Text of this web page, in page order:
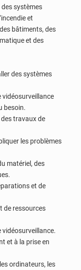
systèmes
et
bâtiments, des
et des
des systèmes
vidéosurveillance
besoin.
travaux de
les problèmes
matériel, des
et de
de ressources
vidéosurveillance.
et à la prise en
ordinateurs, les